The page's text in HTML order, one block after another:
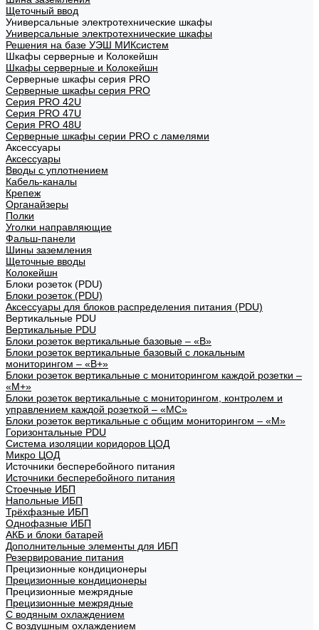
Щеточный ввод
Универсальные электротехнические шкафы
Универсальные электротехнические шкафы
Решения на базе УЭШ МИКсистем
Шкафы серверные и Колокейшн
Шкафы серверные и Колокейшн
Серверные шкафы серия PRO
Серверные шкафы серия PRO
Серия PRO 42U
Серия PRO 47U
Серия PRO 48U
Серверные шкафы серии PRO с ламелями
Аксессуары
Аксессуары
Вводы с уплотнением
Кабель-каналы
Крепеж
Органайзеры
Полки
Уголки направляющие
Фальш-панели
Шины заземления
Щеточные вводы
Колокейшн
Блоки розеток (PDU)
Блоки розеток (PDU)
Аксессуары для блоков распределения питания (PDU)
Вертикальные PDU
Вертикальные PDU
Блоки розеток вертикальные базовые – «В»
Блоки розеток вертикальные базовый с локальным
мониторингом – «В+»
Блоки розеток вертикальные с мониторингом каждой розетки –
«М+»
Блоки розеток вертикальные с мониторингом, контролем и
управлением каждой розеткой – «МС»
Блоки розеток вертикальные с общим мониторингом – «М»
Горизонтальные PDU
Система изоляции коридоров ЦОД
Микро ЦОД
Источники бесперебойного питания
Источники бесперебойного питания
Стоечные ИБП
Напольные ИБП
Трёхфазные ИБП
Однофазные ИБП
АКБ и блоки батарей
Дополнительные элементы для ИБП
Резервирование питания
Прецизионные кондиционеры
Прецизионные кондиционеры
Прецизионные межрядные
Прецизионные межрядные
С водяным охлаждением
С воздушным охлаждением